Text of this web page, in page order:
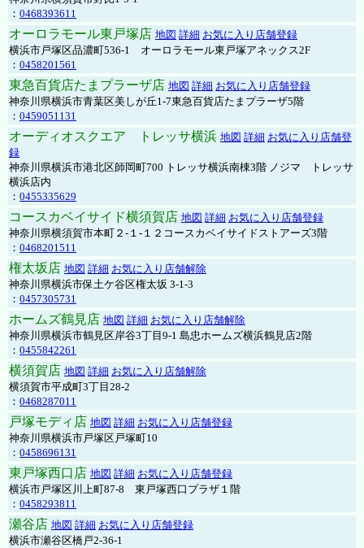
： 0468393611
オーロラモール東戸塚店 地図 詳細 お気に入り店舗登録
横浜市戸塚区品濃町536-1 オーロラモール東戸塚アネックス2F
： 0458201561
東急百貨店たまプラーザ店 地図 詳細 お気に入り店舗登録
神奈川県横浜市青葉区美しが丘1-7東急百貨店たまプラーザ5階
： 0459051131
オーディオスクエア トレッサ横浜 地図 詳細 お気に入り店舗登
録
神奈川県横浜市港北区師岡町700 トレッサ横浜南棟3階 ノジマ トレッサ
横浜店内
： 0455335629
コースカベイサイド横須賀店 地図 詳細 お気に入り店舗登録
神奈川県横須賀市本町２-１-１２コースカベイサイドストアーズ3階
： 0468201511
権太坂店 地図 詳細 お気に入り店舗解除
神奈川県横浜市保土ケ谷区権太坂 3-1-3
： 0457305731
ホームズ鶴見店 地図 詳細 お気に入り店舗解除
神奈川県横浜市鶴見区岸谷3丁目9-1 島忠ホームズ横浜鶴見店2階
： 0455842261
横須賀店 地図 詳細 お気に入り店舗解除
横須賀市平成町3丁目28-2
： 0468287011
戸塚モディ店 地図 詳細 お気に入り店舗登録
神奈川県横浜市戸塚区戸塚町10
： 0458696131
東戸塚西口店 地図 詳細 お気に入り店舗登録
横浜市戸塚区川上町87-8 東戸塚西口プラザ１階
： 0458293811
瀬谷店 地図 詳細 お気に入り店舗登録
横浜市瀬谷区橋戸2-36-1